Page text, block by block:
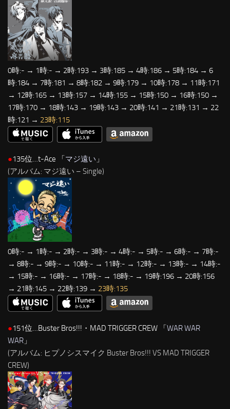
0時:- → 1時:- → 2時:193 → 3時:185 → 4時:186 → 5時:184 → 6
時:184 → 7時:181 → 8時:182 → 9時:179 → 10時:178 → 11時:171
→ 12時:165 → 13時:157 → 14時:155 → 15時:150 → 16時:150 →
17時:170 → 18時:143 → 19時:143 → 20時:141 → 21時:131 → 22
時:121 → 23時:115
●135位…t-Ace 「マジ遠い 」
(アルバム: マジ遠い – Single)
0時:- → 1時:- → 2時:- → 3時:- → 4時:- → 5時:- → 6時:- → 7時:-
→ 8時:- → 9時:- → 10時:- → 11時:- → 12時:- → 13時:- → 14時:-
→ 15時:- → 16時:- → 17時:- → 18時:- → 19時:196 → 20時:156
→ 21時:145 → 22時:139 → 23時:135
●151位…Buster Bros!!!・MAD TRIGGER CREW 「WAR WAR
WAR 」
(アルバム: ヒプノシスマイク Buster Bros!!! VS MAD TRIGGER
CREW)